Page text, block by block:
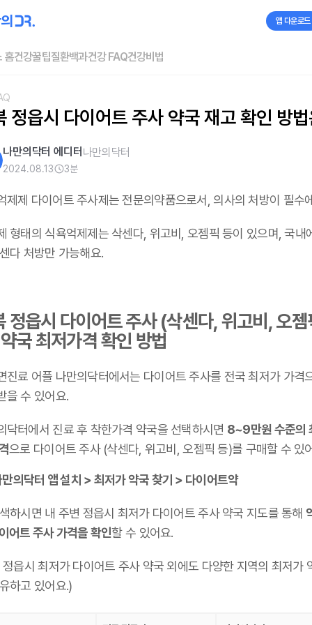
앱 다운로드
홈건강꿀팁질환백과건강 FAQ건강비법
정읍시 다이어트 주사 약국 재고 확인 방
나만의닥터 에디터 나만의닥터
2024.08.13 3분
제제 다이어트 주사제는 전문의약품으로서, 의사의 처방이 필수
형태의 식욕억제제는 삭센다, 위고비, 오젬픽 등이 있으며,국내
다 처방만 가능해요.
정읍시 다이어트 주사 (삭센다, 위고비, 오젬
국 최저가격 확인 방법
진료 어플 나만의닥터에서는 다이어트 주사를 전국 최저가 가격
을 수 있어요.
닥터에서 진료 후 착한가격 약국을 선택하시면 8~9만원 수준의
으로 다이어트 주사 (삭센다, 위고비, 오젬픽 등)를 구매할 수 있
의닥터 앱 설치 > 최저가 약국 찾기 > 다이어트약
하시면 내 주변 정읍시 최저가 다이어트 주사 약국 지도를 통해
어트 주사 가격을 확인할 수 있어요.
읍시 최저가 다이어트 주사 약국 외에도 다양한 지역의 최저가
하고 있어요.)